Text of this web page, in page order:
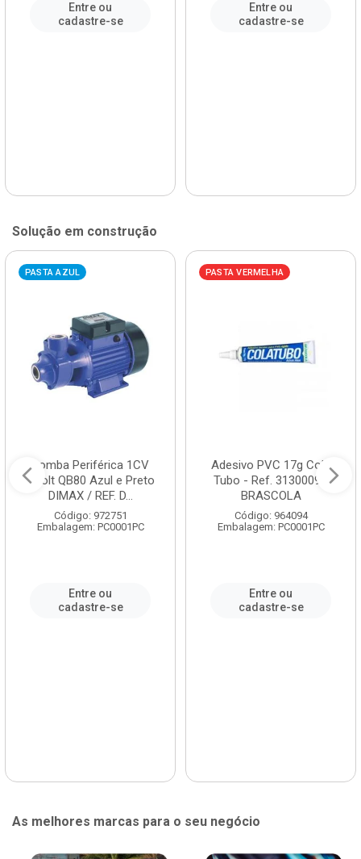
Entre ou
cadastre-se
Entre ou
cadastre-se
Solução em construção
PASTA AZUL
Bomba Periférica 1CV
Bivolt QB80 Azul e Preto
DIMAX / REF. D...
Código: 972751
Embalagem: PC0001PC
Entre ou
cadastre-se
PASTA VERMELHA
Adesivo PVC 17g Cola
Tubo - Ref. 3130009 -
BRASCOLA
Código: 964094
Embalagem: PC0001PC
Entre ou
cadastre-se
As melhores marcas para o seu negócio